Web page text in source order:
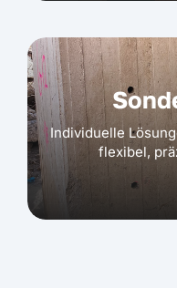
Individuelle
flexibel,